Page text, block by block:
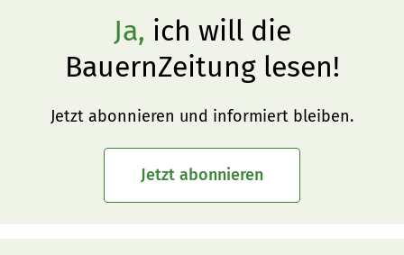
Ja, ich will die
BauernZeitung lesen!
Jetzt abonnieren und informiert bleiben.
Jetzt abonnieren